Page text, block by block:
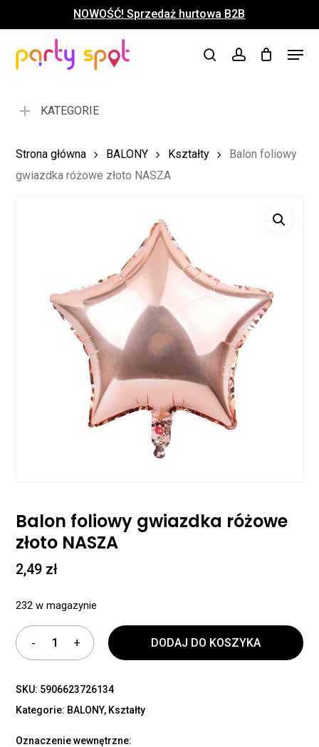
to
content
NOWOŚĆ! Sprzedaż hurtowa B2B
searchaccount
Menu
Koszyk Close
KATEGORIE
Strona główna BALONY Kształty
Balon foliowy
gwiazdka różowe złoto NASZA
Balon foliowy gwiazdka różowe
złoto NASZA
2,49 zł
232 w magazynie
DODAJ DO KOSZYKA
SKU: 5906623726134
Kategorie: BALONY, Kształty
Oznaczenie wewnętrzne:
Menu